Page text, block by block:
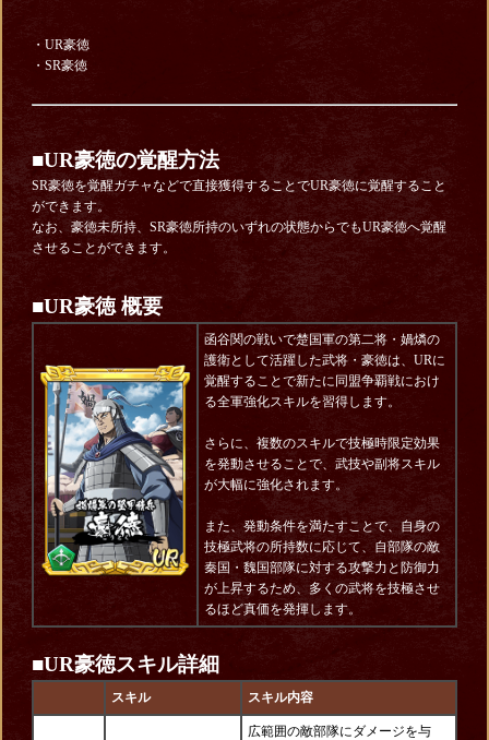
・UR豪徳
・SR豪徳
■UR豪徳の覚醒方法
SR豪徳を覚醒ガチャなどで直接獲得することでUR豪徳に覚醒すること
ができます。
なお、豪徳未所持、SR豪徳所持のいずれの状態からでもUR豪徳へ覚醒
させることができます。
■UR豪徳 概要
函谷関の戦いで楚国軍の第二将・媧燐の
護衛として活躍した武将・豪徳は、URに
覚醒することで新たに同盟争覇戦におけ
る全軍強化スキルを習得します。
さらに、複数のスキルで技極時限定効果
を発動させることで、武技や副将スキル
が大幅に強化されます。
また、発動条件を満たすことで、自身の
技極武将の所持数に応じて、自部隊の敵
秦国・魏国部隊に対する攻撃力と防御力
が上昇するため、多くの武将を技極させ
るほど真価を発揮します。
■UR豪徳スキル詳細
スキル スキル内容
広範囲の敵部隊にダメージを与